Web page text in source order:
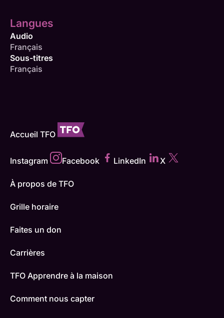
Langues
Audio
Français
Sous-titres
Français
Accueil TFO
Instagram Facebook LinkedIn X
À propos de TFO
Grille horaire
Faites un don
Carrières
TFO Apprendre à la maison
Comment nous capter